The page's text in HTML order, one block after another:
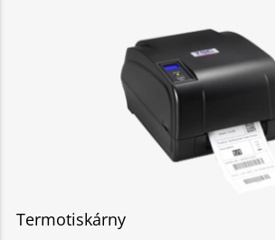
Termotiskárny